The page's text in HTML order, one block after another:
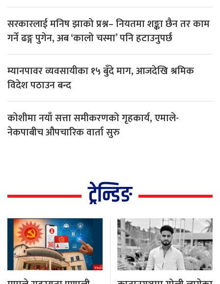
सरकारलाई मनिष झाको प्रश्न– नियतमा शङ्का छैन तर काम
गर्ने ढङ्ग पुगेन, अब ‘कालो चस्मा’ पनि हटाउनुपर्छ
म्यानपावर व्यवसायीका १५ बुँदे माग, आजदेखि श्रमिक
विदेश पठाउन बन्द
कोशीमा नयाँ सत्ता समीकरणको गृहकार्य, एमाले-
नेकपाबीच औपचारिक वार्ता सुरु
ट्रेन्डिङ